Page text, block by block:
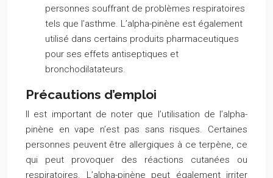
personnes souffrant de problèmes respiratoires
tels que l’asthme. L’alpha-pinène est également
utilisé dans certains produits pharmaceutiques
pour ses effets antiseptiques et
bronchodilatateurs.
Précautions d’emploi
Il est important de noter que l’utilisation de l’alpha-
pinène en vape n’est pas sans risques. Certaines
personnes peuvent être allergiques à ce terpène, ce
qui peut provoquer des réactions cutanées ou
respiratoires. L’alpha-pinène peut également irriter